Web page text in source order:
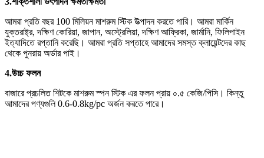
আমরা প্রতি বছর 100 মিলিয়ন মাশরুম স্টিক উত্পাদন করতে পারি। আমরা মার্কিন
যুক্তরাষ্ট্র, দক্ষিণ কোরিয়া, জাপান, অস্ট্রেলিয়া, দক্ষিণ আফ্রিকা, জার্মানি, ফিলিপাইন
ইত্যাদিতে রপ্তানি করেছি। আমরা প্রতি সপ্তাহে আমাদের সমস্ত ক্লায়েন্টদের কাছ
থেকে পুনরায় অর্ডার পাই।
4.উচ্চ ফলন
বাজারে প্রচলিত শিটকে মাশরুম স্পন স্টিক এর ফলন প্রায় ০.৫ কেজি/পিসি। কিন্তু
আমাদের পণ্যগুলি 0.6-0.8kg/pc অর্জন করতে পারে।